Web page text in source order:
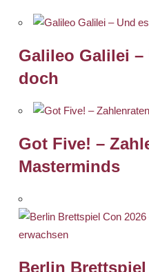
Galileo Galilei
doch
Got Five! –
Masterminds
Berlin Brettspiel